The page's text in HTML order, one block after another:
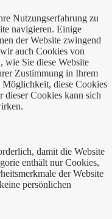
Nutzungserfahrung zu
navigieren. Einige
der Website zwingend
auch Cookies von
wie Sie diese Website
Zustimmung in Ihrem
Möglichkeit, diese Cookies
dieser Cookies kann sich
damit die Website
enthält nur Cookies,
der Website
persönlichen